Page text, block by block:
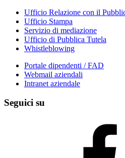
Ufficio Relazione con il
Ufficio Stampa
Servizio di mediazione
Ufficio di Pubblica Tutela
Whistleblowing
Portale dipendenti / FAD
Webmail aziendali
Intranet aziendale
Seguici su